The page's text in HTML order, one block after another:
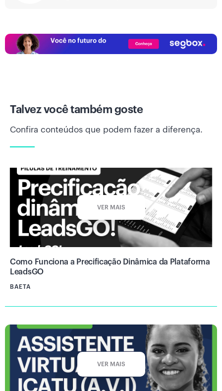
Talvez você também goste
Confira conteúdos que podem fazer a diferença.
VER MAIS
Como Funciona a Precificação Dinâmica da Plataforma
LeadsGO
BAETA
VER MAIS